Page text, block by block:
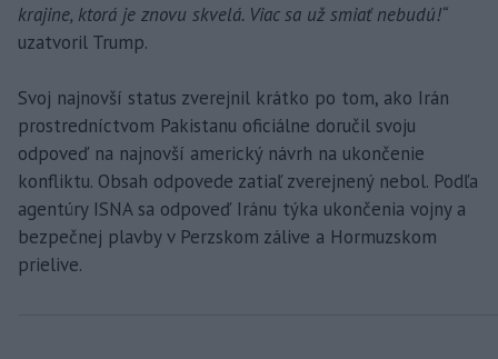
krajine, ktorá je znovu skvelá. Viac sa už smiať nebudú!“
uzatvoril Trump.
Svoj najnovší status zverejnil krátko po tom, ako Irán
prostredníctvom Pakistanu oficiálne doručil svoju
odpoveď na najnovší americký návrh na ukončenie
konfliktu. Obsah odpovede zatiaľ zverejnený nebol. Podľa
agentúry ISNA sa odpoveď Iránu týka ukončenia vojny a
bezpečnej plavby v Perzskom zálive a Hormuzskom
prielive.